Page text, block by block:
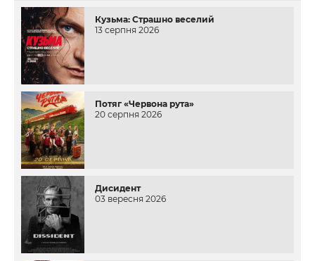
Кузьма: Страшно веселий
13 серпня 2026
Потяг «Червона рута»
20 серпня 2026
Дисидент
03 вересня 2026